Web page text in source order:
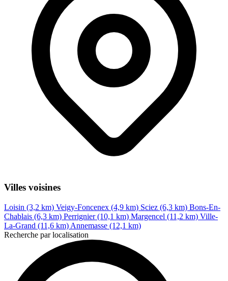
Villes voisines
Loisin (3,2 km) Veigy-Foncenex (4,9 km) Sciez (6,3 km) Bons-En-
Chablais (6,3 km) Perrignier (10,1 km) Margencel (11,2 km) Ville-
La-Grand (11,6 km) Annemasse (12,1 km)
Recherche par localisation